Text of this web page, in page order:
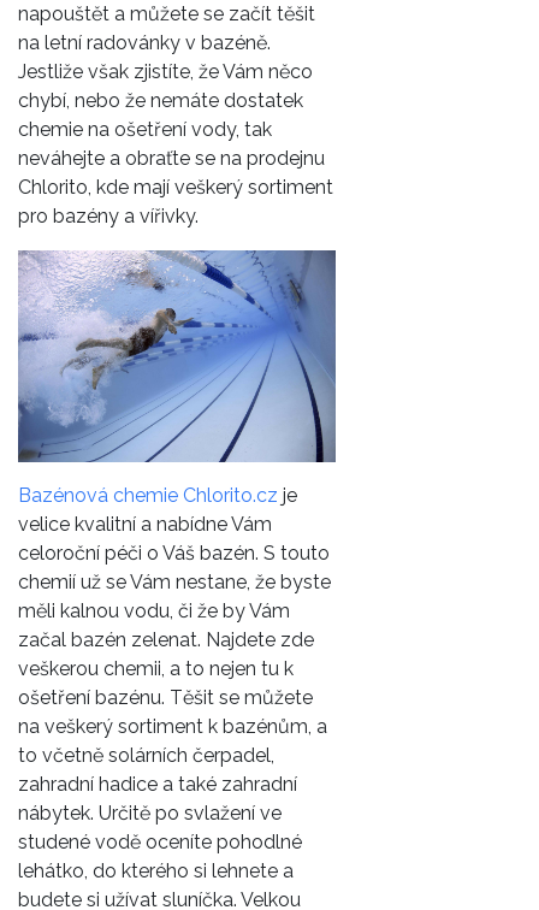
napouštět a můžete se začít těšit
na letní radovánky v bazéně.
Jestliže však zjistíte, že Vám něco
chybí, nebo že nemáte dostatek
chemie na ošetření vody, tak
neváhejte a obraťte se na prodejnu
Chlorito, kde mají veškerý sortiment
pro bazény a vířivky.
Bazénová chemie Chlorito.cz je
velice kvalitní a nabídne Vám
celoroční péči o Váš bazén. S touto
chemií už se Vám nestane, že byste
měli kalnou vodu, či že by Vám
začal bazén zelenat. Najdete zde
veškerou chemii, a to nejen tu k
ošetření bazénu. Těšit se můžete
na veškerý sortiment k bazénům, a
to včetně solárních čerpadel,
zahradní hadice a také zahradní
nábytek. Určitě po svlažení ve
studené vodě oceníte pohodlné
lehátko, do kterého si lehnete a
budete si užívat sluníčka. Velkou